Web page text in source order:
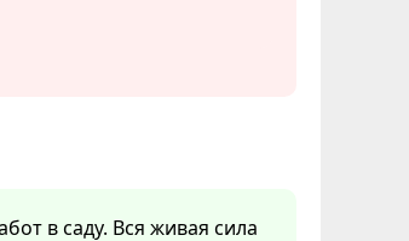
в саду. Вся живая сила